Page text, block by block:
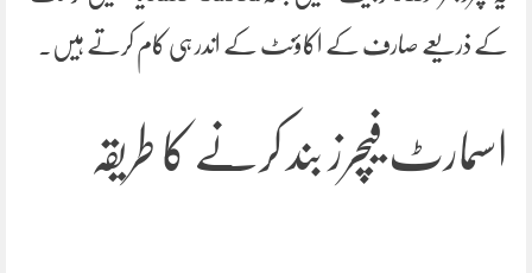
کے ذریعے صارف کے اکاؤنٹ کے اندر ہی کام کرتے ہیں۔
اسمارٹ فیچرز بند کرنے کا طریقہ